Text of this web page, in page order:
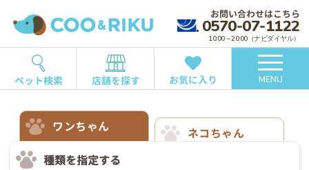
お問い合わせはこちら
0570-07-1122
10:00～20:00（ナビダイヤル）
ペット検索 店舗を探す お気に入り MENU
ワンちゃん
ネコちゃん
種類を指定する